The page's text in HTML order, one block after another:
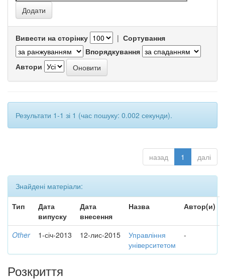
Вивести на сторінку | Сортування
Впорядкування
Автори
Результати 1-1 зі 1 (час пошуку: 0.002 секунди).
назад 1 далі
Знайдені матеріали:
Тип
Дата
випуску
Дата
внесення
Назва Автор(и)
Other 1-січ-2013 12-лис-2015
Управління
університетом
-
Розкриття